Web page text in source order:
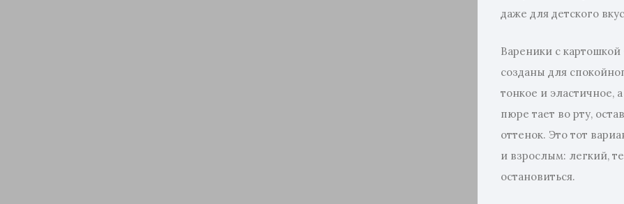
даже для детского
Вареники с
созданы для
тонкое и эластичное,
пюре тает во рту,
оттенок. Это тот
и взрослым: легкий,
остановиться.